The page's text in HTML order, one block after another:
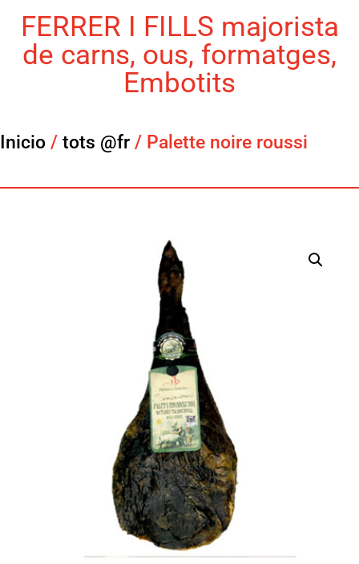
FERRER I FILLS majorista
de carns, ous, formatges,
Embotits
Inicio / tots @fr / Palette noire roussi